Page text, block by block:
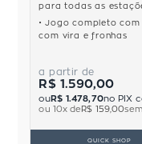
para todas as
Jogo completo com
com vira e fronhas
a partir de
R$ 1.590,00
ouR$ 1.478,70no PIX
ou 10x de R$ 159,00
QUICK SHOP